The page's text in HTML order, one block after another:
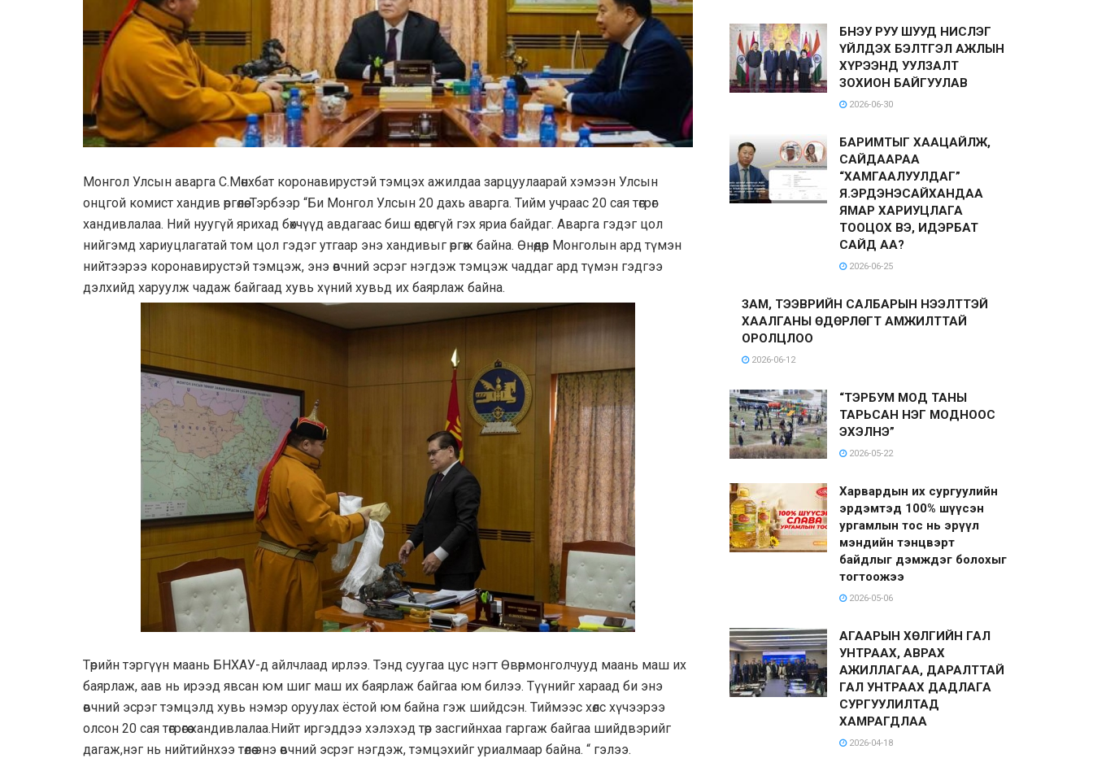
Moнгoл Улсын аварга С.Мөнхбат коронавирустэй тэмцэх ажилдаа зарцуулаарай хэмээн Улсын
онцгой комист хандив өргөлөө. Тэрбээр “Би Монгол Улсын 20 дахь аварга. Тийм учраас 20 сая төгрөг
хандивлалаа. Ний нуугүй ярихад бөхчүүд авдагаас биш өгдөггүй гэх яриа байдаг. Аварга гэдэг цол
нийгэмд хариуцлагатай том цол гэдэг утгаар энэ хандивыг өргөж байна. Өнөөдөр Монголын ард түмэн
нийтээрээ коронавирустэй тэмцэж, энэ өвчний эсрэг нэгдэж тэмцэж чаддаг ард түмэн гэдгээ
дэлхийд харуулж чадаж байгаад хувь хүний хувьд их баярлаж байна.
Төрийн тэргүүн маань БНХАУ-д айлчлаад ирлээ. Тэнд суугаа цус нэгт Өвөрмонголчууд маань маш их
баярлаж, аав нь ирээд явсан юм шиг маш их баярлаж байгаа юм билээ. Түүнийг хараад би энэ
өвчний эсрэг тэмцэлд хувь нэмэр оруулах ёстой юм байна гэж шийдсэн. Тиймээс хөлс хүчээрээ
олсон 20 сая төгрөгөө хандивлалаа.Нийт иргэддээ хэлэхэд төр засгийнхаа гаргаж байгаа шийдвэрийг
дагаж,нэг нь нийтийнхээ төлөө энэ өвчний эсрэг нэгдэж, тэмцэхийг уриалмаар байна. “ гэлээ.
БНЭУ РУУ ШУУД НИСЛЭГ
ҮЙЛДЭХ БЭЛТГЭЛ АЖЛЫН
ХҮРЭЭНД УУЛЗАЛТ
ЗОХИОН БАЙГУУЛАВ
2026-06-30
БАРИМТЫГ ХААЦАЙЛЖ,
САЙДААРАА
“ХАМГААЛУУЛДАГ”
Я.ЭРДЭНЭСАЙХАНДАА
ЯМАР ХАРИУЦЛАГА
ТООЦОХ ВЭ, ИДЭРБАТ
САЙД АА?
2026-06-25
ЗАМ, ТЭЭВРИЙН САЛБАРЫН НЭЭЛТТЭЙ
ХААЛГАНЫ ӨДӨРЛӨГТ АМЖИЛТТАЙ
ОРОЛЦЛОО
2026-06-12
“ТЭРБУМ МОД ТАНЫ
ТАРЬСАН НЭГ МОДНООС
ЭХЭЛНЭ”
2026-05-22
Харвардын их сургуулийн
эрдэмтэд 100% шүүсэн
ургамлын тос нь эрүүл
мэндийн тэнцвэрт
байдлыг дэмждэг болохыг
тогтоожээ
2026-05-06
АГААРЫН ХӨЛГИЙН ГАЛ
УНТРААХ, АВРАХ
АЖИЛЛАГАА, ДАРАЛТТАЙ
ГАЛ УНТРААХ ДАДЛАГА
СУРГУУЛИЛТАД
ХАМРАГДЛАА
2026-04-18